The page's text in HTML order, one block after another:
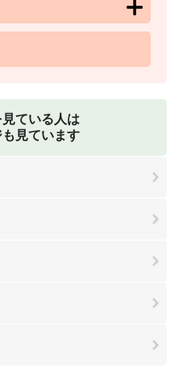
ている人は
見ています